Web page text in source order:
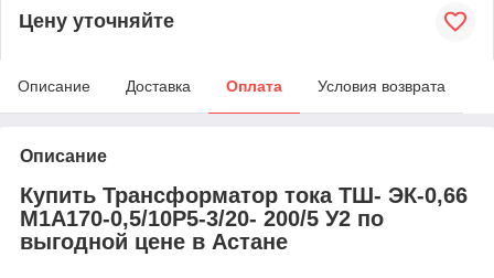
Цену уточняйте
Описание Доставка Оплата Условия возврата
Описание
Купить Трансформатор тока ТШ- ЭК-0,66
М1А170-0,5/10Р5-3/20- 200/5 У2 по
выгодной цене в Астане